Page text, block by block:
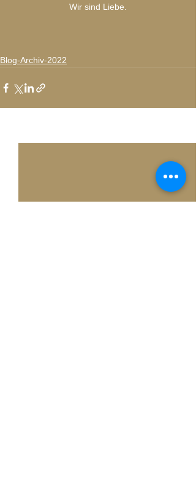
Wir sind Liebe.
Blog-Archiv-2022